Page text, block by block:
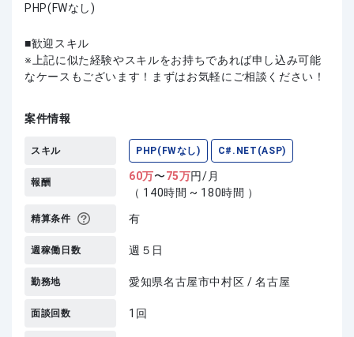
PHP(FWなし)
歓迎スキル
上記に似た経験やスキルをお持ちであれば申し込み可能
なケースもございます！まずはお気軽にご相談ください！
案件情報
スキル PHP(FWなし) C#.NET(ASP)
報酬 60万〜75万円/月
（ 140時間 ~ 180時間 ）
精算条件 有
週稼働日数 週５日
勤務地 愛知県名古屋市中村区 / 名古屋
面談回数 1回